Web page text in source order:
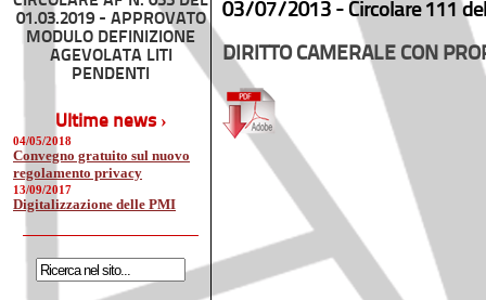
01.03.2019 - APPROVATO
MODULO DEFINIZIONE
AGEVOLATA LITI
PENDENTI
Ultime news ›
04/05/2018
Convegno gratuito sul nuovo
regolamento privacy
13/09/2017
Digitalizzazione delle PMI
03/07/2013 - Circolare 111
DIRITTO CAMERALE CON